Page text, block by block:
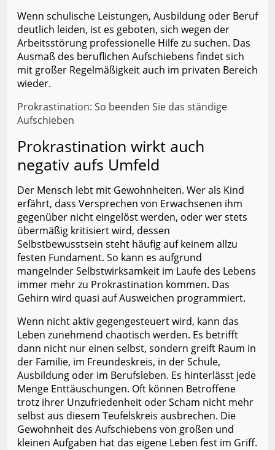
Wenn schulische Leistungen, Ausbildung oder Beruf
deutlich leiden, ist es geboten, sich wegen der
Arbeitsstörung professionelle Hilfe zu suchen. Das
Ausmaß des beruflichen Aufschiebens findet sich
mit großer Regelmäßigkeit auch im privaten Bereich
wieder.
Prokrastination: So beenden Sie das ständige
Aufschieben
Prokrastination wirkt auch
negativ aufs Umfeld
Der Mensch lebt mit Gewohnheiten. Wer als Kind
erfährt, dass Versprechen von Erwachsenen ihm
gegenüber nicht eingelöst werden, oder wer stets
übermäßig kritisiert wird, dessen
Selbstbewusstsein steht häufig auf keinem allzu
festen Fundament. So kann es aufgrund
mangelnder Selbstwirksamkeit im Laufe des Lebens
immer mehr zu Prokrastination kommen. Das
Gehirn wird quasi auf Ausweichen programmiert.
Wenn nicht aktiv gegengesteuert wird, kann das
Leben zunehmend chaotisch werden. Es betrifft
dann nicht nur einen selbst, sondern greift Raum in
der Familie, im Freundeskreis, in der Schule,
Ausbildung oder im Berufsleben. Es hinterlässt jede
Menge Enttäuschungen. Oft können Betroffene
trotz ihrer Unzufriedenheit oder Scham nicht mehr
selbst aus diesem Teufelskreis ausbrechen. Die
Gewohnheit des Aufschiebens von großen und
kleinen Aufgaben hat das eigene Leben fest im Griff.